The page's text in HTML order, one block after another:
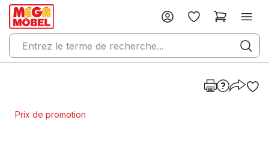
Prix de promotion